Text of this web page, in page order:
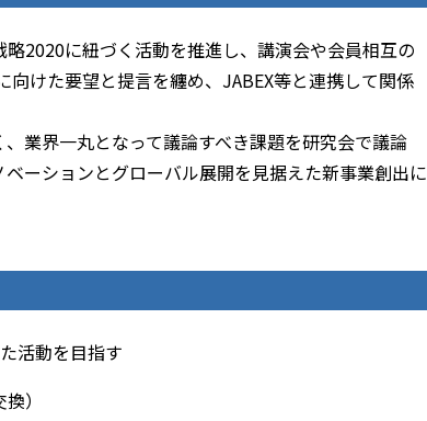
2020に紐づく活動を推進し、講演会や会員相互の
けた要望と提言を纏め、JABEX等と連携して関係
業界一丸となって議論すべき課題を研究会で議論
ーションとグローバル展開を見据えた新事業創出に
活動を目指す
）